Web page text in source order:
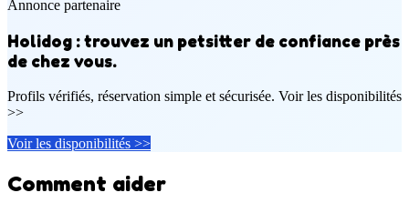
Annonce partenaire
Holidog : trouvez un petsitter de confiance près
de chez vous.
Profils vérifiés, réservation simple et sécurisée. Voir les disponibilités
>>
Voir les disponibilités >>
Comment aider